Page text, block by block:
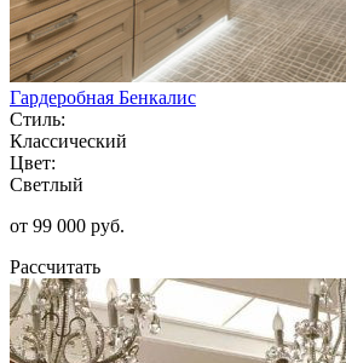
Гардеробная Бенкалис
Стиль:
Классический
Цвет:
Светлый
от 99 000 руб.
Рассчитать